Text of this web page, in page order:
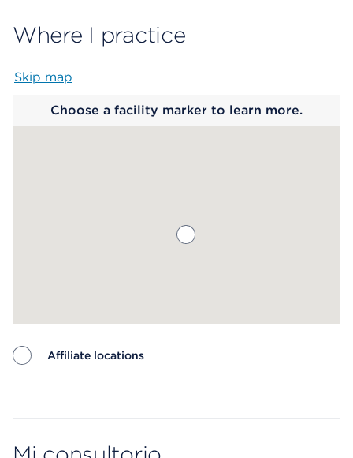
Where I practice
Skip map
Choose a facility marker to learn more.
Affiliate locations